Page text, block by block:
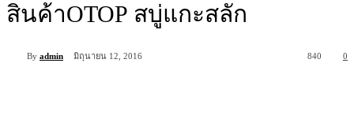
สินค้าOTOP สบู่แกะสลัก
By admin มิถุนายน 12, 2016 0
840